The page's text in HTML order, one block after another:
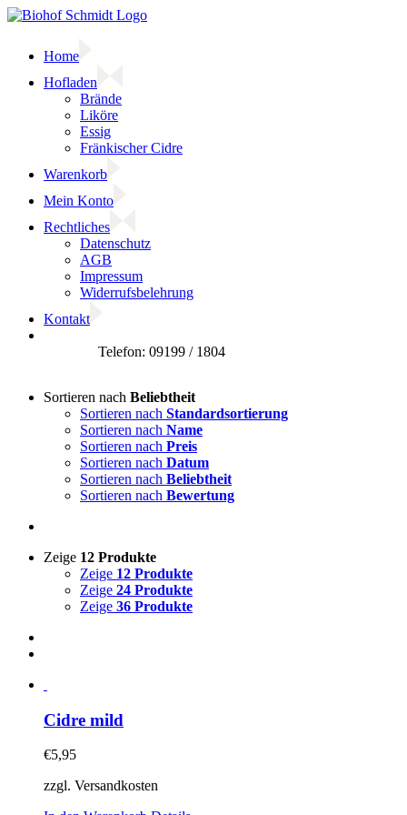
Zum
Home
Hofladen
Brände
Liköre
Essig
Fränkischer Cidre
Warenkorb
Mein Konto
Rechtliches
Datenschutz
AGB
Impressum
Widerrufsbelehrung
Kontakt
Sortieren nach Beliebtheit
Sortieren nach Standardsortierung
Sortieren nach Name
Sortieren nach Preis
Sortieren nach Datum
Sortieren nach Beliebtheit
Sortieren nach Bewertung
Zeige 12 Produkte
Zeige 12 Produkte
Zeige 24 Produkte
Zeige 36 Produkte
Cidre mild
€5,95
zzgl. Versandkosten